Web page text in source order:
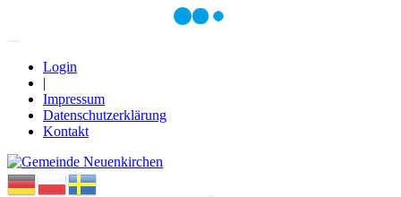
Login
|
Impressum
Datenschutzerklärung
Kontakt